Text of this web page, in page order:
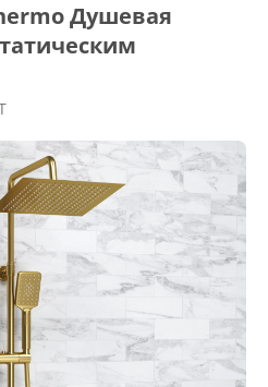
Душевая